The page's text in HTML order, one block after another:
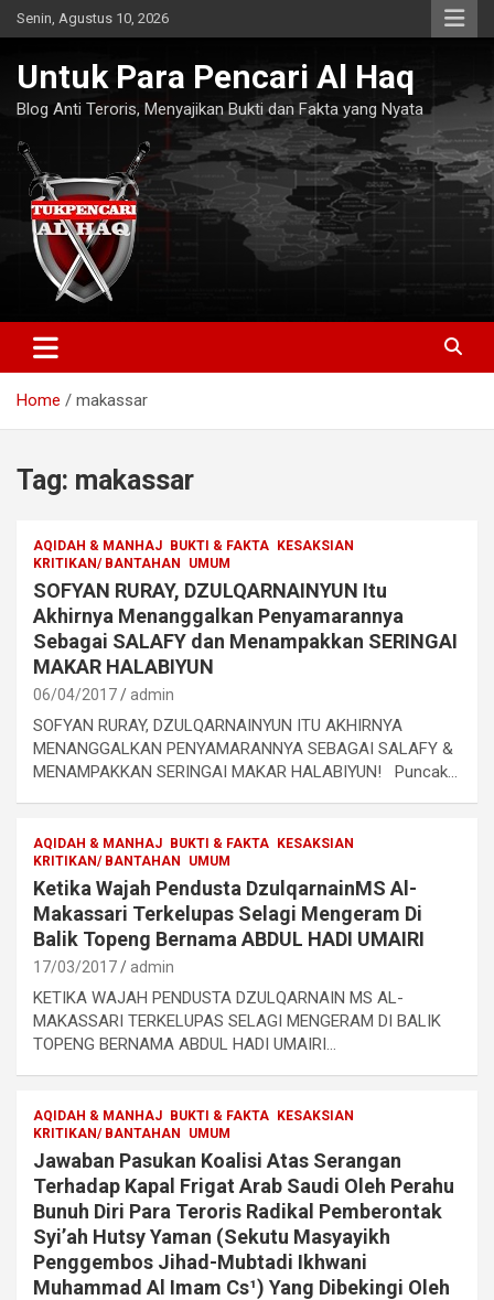
Skip
to
Senin, Agustus 10, 2026
Untuk Para Pencari Al Haq
Blog Anti Teroris, Menyajikan Bukti dan Fakta yang Nyata
Home makassar
Tag: makassar
AQIDAH & MANHAJ BUKTI & FAKTA
KESAKSIAN
KRITIKAN/ BANTAHAN
UMUM
SOFYAN RURAY, DZULQARNAINYUN Itu
Akhirnya Menanggalkan Penyamarannya
Sebagai SALAFY dan Menampakkan SERINGAI
MAKAR HALABIYUN
06/04/2017 admin
SOFYAN RURAY, DZULQARNAINYUN ITU AKHIRNYA
MENANGGALKAN PENYAMARANNYA SEBAGAI SALAFY &
MENAMPAKKAN SERINGAI MAKAR HALABIYUN! Puncak…
AQIDAH & MANHAJ BUKTI & FAKTA
KESAKSIAN
KRITIKAN/ BANTAHAN
UMUM
Ketika Wajah Pendusta DzulqarnainMS Al-
Makassari Terkelupas Selagi Mengeram Di
Balik Topeng Bernama ABDUL HADI UMAIRI
17/03/2017 admin
KETIKA WAJAH PENDUSTA DZULQARNAIN MS AL-
MAKASSARI TERKELUPAS SELAGI MENGERAM DI BALIK
TOPENG BERNAMA ABDUL HADI UMAIRI…
AQIDAH & MANHAJ BUKTI & FAKTA
KESAKSIAN
KRITIKAN/ BANTAHAN
UMUM
Jawaban Pasukan Koalisi Atas Serangan
Terhadap Kapal Frigat Arab Saudi Oleh Perahu
Bunuh Diri Para Teroris Radikal Pemberontak
Syi’ah Hutsy Yaman (Sekutu Masyayikh
Penggembos Jihad-Mubtadi Ikhwani
Muhammad Al Imam Cs¹) Yang Dibekingi Oleh